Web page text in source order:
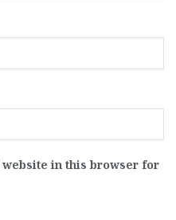
website in this browser for